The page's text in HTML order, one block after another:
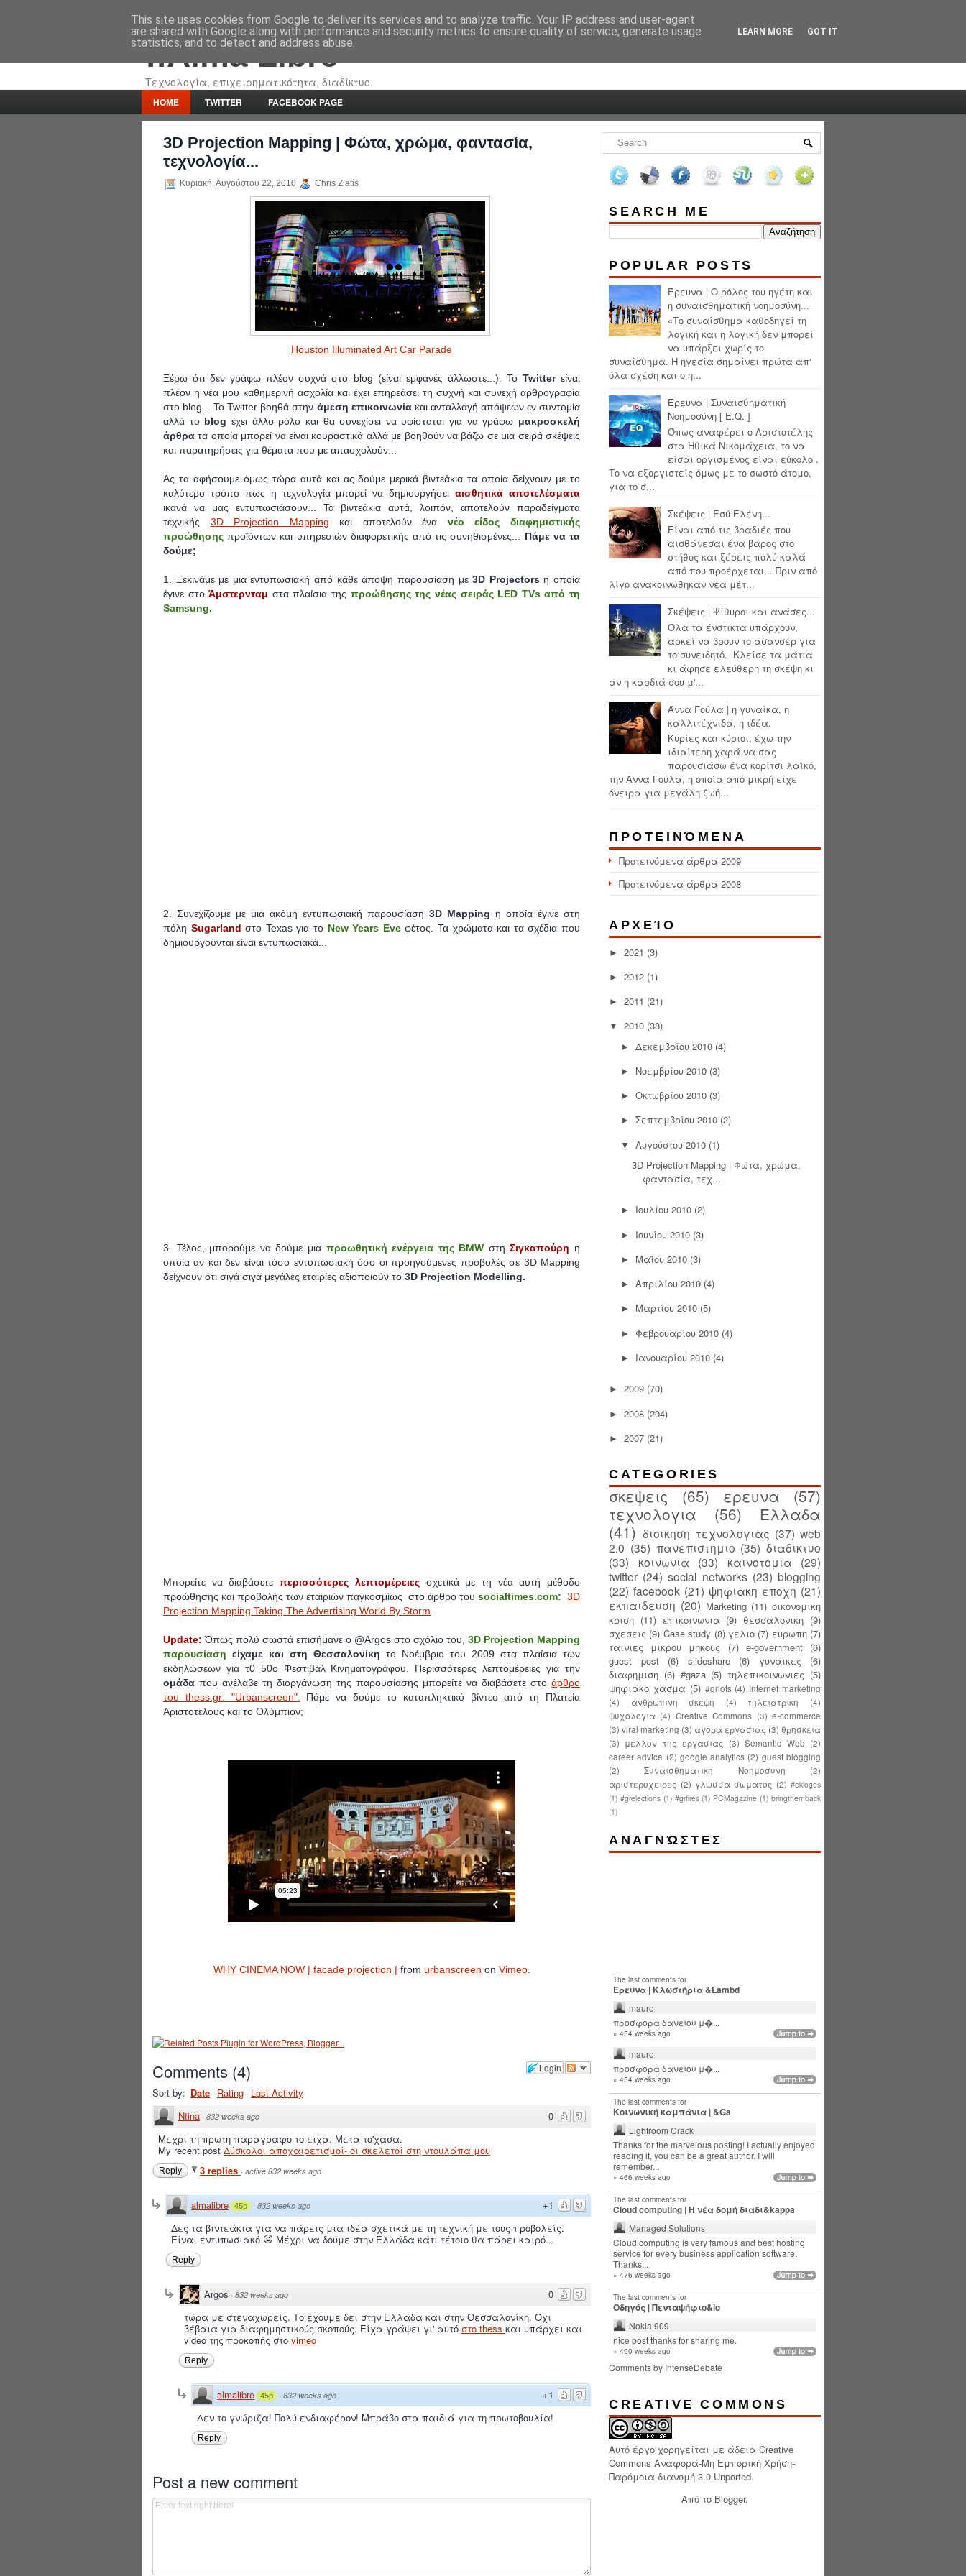
HOME
::Alma Libre
Τεχνολογία, επιχειρηματικότητα, διαδίκτυο.
HOME TWITTER FACEBOOK PAGE
3D Projection Mapping | Φώτα, χρώμα, φαντασία,
τεχνολογία...
Κυριακή, Αυγούστου 22, 2010 Chris Zlatis
Houston Illuminated Art Car Parade
Ξέρω ότι δεν γράφω πλέον συχνά στο blog (είναι εμφανές άλλωστε...). Το Twitterείναι
πλέον η νέα μου καθημερινή ασχολία και έχει επηρεάσει τη συχνή και συνεχή αρθρογραφία
στο blog... Το Twitter βοηθά στην άμεση επικοινωνία και ανταλλαγή απόψεων εν συντομία
αλλά το blog έχει άλλο ρόλο και θα συνεχίσει να υφίσταται για να γράφω μακροσκελή
άρθρα τα οποία μπορεί να είναι κουραστικά αλλά με βοηθούν να βάζω σε μια σειρά σκέψεις
και παρατηρήσεις για θέματα που με απασχολούν...
Ας τα αφήσουμε όμως τώρα αυτά και ας δούμε μερικά βιντεάκια τα οποία δείχνουν με το
καλύτερο τρόπο πως η τεχνολογία μπορεί να δημιουργήσειαισθητικά αποτελέσματα
ικανά να μας εντυπωσιάσουν... Τα βιντεάκια αυτά, λοιπόν, αποτελούν παραδείγματα
τεχνικής 3D Projection Mapping και αποτελούν ένα νέο είδος διαφημιστικής
προώθησης προϊόντων και υπηρεσιών διαφορετικής από τις συνηθισμένες... Πάμε να τα
δούμε;
1. Ξεκινάμε με μια εντυπωσιακή από κάθε άποψη παρουσίαση με3D Projectorsη οποία
έγινε στοΆμστερνταμ στα πλαίσια της προώθησης της νέας σειράς LED TVs από τη
Samsung.
2. Συνεχίζουμε με μια ακόμη εντυπωσιακή παρουσίαση 3D Mapping η οποία έγινε στη
πόλη Sugarland στο Texas για το New Years Eveφέτος. Τα χρώματα και τα σχέδια που
δημιουργούνται είναι εντυπωσιακά...
3. Τέλος, μπορούμε να δούμε μια προωθητική ενέργεια της BMW στηΣιγκαπούρηη
οποία αν και δεν είναι τόσο εντυπωσιακή όσο οι προηγούμενες προβολές σε 3D Mapping
δείχνουν ότι σιγά σιγά μεγάλες εταιρίες αξιοποιούν το 3D Projection Modelling.
Μπορείτε να διαβάσετεπερισσότερες λεπτομέρειεςσχετικά με τη νέα αυτή μέθοδο
προώθησης και προβολής των εταιριών παγκοσμίως στο άρθρο του socialtimes.com: 3D
Projection Mapping Taking The Advertising World By Storm
Update:Όπως πολύ σωστά επισήμανε ο @Argos στο σχόλιο του, 3D Projection Mapping
παρουσίαση είχαμε και στη Θεσσαλονίκη το Νοέμβριο του 2009 στα πλαίσια των
εκδηλώσεων για τ0 50ο Φεστιβάλ Κινηματογράφου. Περισσότερες λεπτομέρειες για την
ομάδαπου ανέλαβε τη διοργάνωση της παρουσίασης μπορείτε να διαβάσετε στοάρθρο
του thess.gr: "Urbanscreen".
Πάμε να δούμε το καταπληκτικό βίντεο από τη Πλατεία
Αριστοτέλους και το Ολύμπιον;
WHY CINEMA NOW | facade projection | from urbanscreen on Vimeo.
Login
Comments (4)
Sort by: Date Rating Last Activity
0
Ntina · 832 weeks ago
Μεχρι τη πρωτη παραγραφο το ειχα. Μετα το'χασα.
My recent post Δύσκολοι αποχαιρετισμοί- οι σκελετοί στη ντουλάπα μου
Reply 3 replies · active 832 weeks ago
+1
almalibre 45p · 832 weeks ago
Δες τα βιντεάκια για να πάρεις μια ιδέα σχετικά με τη τεχνική με τους προβολείς.
Είναι εντυπωσιακό
Μέχρι να δούμε στην Ελλάδα κάτι τέτοιο θα πάρει καιρό...
Reply
0
Argos · 832 weeks ago
τώρα με στεναχωρείς. Το έχουμε δει στην Ελλάδα και στην Θεσσαλονίκη. Όχι
βέβαια για διαφημηστικούς σκοπούς. Είχα γράψει γι' αυτό στο thess και υπάρχει και
video της προκοπής στο vimeo
Reply
+1
almalibre 45p · 832 weeks ago
Δεν το γνώριζα! Πολύ ενδιαφέρον! Μπράβο στα παιδιά για τη πρωτοβουλία!
Reply
Post a new comment
SEARCH ME
POPULAR POSTS
Έρευνα | Ο ρόλος του ηγέτη και
η συναισθηματική νοημοσύνη...
«Το συναίσθημα καθοδηγεί τη
λογική και η λογική δεν μπορεί
να υπάρξει χωρίς το
συναίσθημα. Η ηγεσία σημαίνει πρώτα απ'
όλα σχέση και ο η...
Έρευνα | Συναισθηματική
Νοημοσύνη [ E.Q. ]
Όπως αναφέρει ο Αριστοτέλης
στα Ηθικά Νικομάχεια, το να
είσαι οργισμένος είναι εύκολο .
Το να εξοργιστείς όμως με το σωστό άτομο,
για το σ...
Σκέψεις | Εσύ Ελένη...
Είναι από τις βραδιές που
αισθάνεσαι ένα βάρος στο
στήθος και ξέρεις πολύ καλά
από που προέρχεται... Πριν από
λίγο ανακοινώθηκαν νέα μέτ...
Σκέψεις | Ψίθυροι και ανάσες...
Όλα τα ένστικτα υπάρχουν,
αρκεί να βρουν το ασανσέρ για
το συνειδητό. Κλείσε τα μάτια
κι άφησε ελεύθερη τη σκέψη κι
αν η καρδιά σου μ'...
Άννα Γούλα | η γυναίκα, η
καλλιτέχνιδα, η ιδέα.
Κυρίες και κύριοι, έχω την
ιδιαίτερη χαρά να σας
παρουσιάσω ένα κορίτσι λαϊκό,
την Άννα Γούλα, η οποία από μικρή είχε
όνειρα για μεγάλη ζωή...
ΠΡΟΤΕΙΝΌΜΕΝΑ
Προτεινόμενα άρθρα 2009
Προτεινόμενα άρθρα 2008
ΑΡΧΕΊΟ
► 2021 (3)
► 2012 (1)
► 2011 (21)
▼ 2010 (38)
► Δεκεμβρίου 2010 (4)
► Νοεμβρίου 2010 (3)
► Οκτωβρίου 2010 (3)
► Σεπτεμβρίου 2010 (2)
▼ Αυγούστου 2010 (1)
3D Projection Mapping | Φώτα, χρώμα,
φαντασία, τεχ...
► Ιουλίου 2010 (2)
► Ιουνίου 2010 (3)
► Μαΐου 2010 (3)
► Απριλίου 2010 (4)
► Μαρτίου 2010 (5)
► Φεβρουαρίου 2010 (4)
► Ιανουαρίου 2010 (4)
► 2009 (70)
► 2008 (204)
► 2007 (21)
CATEGORIES
σκεψεις (65) ερευνα
(57)
τεχνολογια
(56)
Ελλαδα
(41) διοικηση τεχνολογιας (37) web
2.0 (35) πανεπιστημιο (35) διαδικτυο
(33)
κοινωνια (33) καινοτομια
(29)
twitter (24) social networks (23) blogging
(22) facebook (21) ψηφιακη εποχη (21)
εκπαιδευση (20) Marketing (11) οικονομικη
κριση (11) επικοινωνια (9) θεσσαλονικη (9)
σχεσεις (9) Case study (8) γελιο (7) ευρωπη (7)
ταινιες μικρου μηκους
(7) e-government (6)
guest post
(6) slideshare (6) γυναικες
(6)
διαφημιση (6) #gaza (5) τηλεπικοινωνιες (5)
ψηφιακο χασμα (5) #griots (4) Internet marketing
(4)
ανθρωπινη σκεψη (4) τηλειατρικη
(4)
ψυχολογια (4) Creative Commons (3) e-commerce
(3) viral marketing (3) αγορα εργασιας (3) θρησκεια
(3) μελλον της εργασιας (3) Semantic Web (2)
career advice (2) google analytics (2) guest blogging
(2)
Συναισθηματικη Νοημοσυνη
(2)
αριστεροχειρες (2) γλωσσα σωματος (2) #ekloges
(1) #grelections (1) #grfires (1) PCMagazine (1) bringthemback
(1)
ΑΝΑΓΝΏΣΤΕΣ
The last comments for
Έρευνα | Κλωστήρια &Lambd
mauro
προσφορά δανείου μ�...
» 454 weeks ago
mauro
προσφορά δανείου μ�...
» 454 weeks ago
The last comments for
Κοινωνική καμπάνια | &Ga
Lightroom Crack
Thanks for the marvelous posting! I actually enjoyed
reading it, you can be a great author. I will
remember...
» 466 weeks ago
The last comments for
Cloud computing | Η νέα δομή διαδι&kappa
Managed Solutions
Cloud computing is very famous and best hosting
service for every business application software.
Thanks...
» 476 weeks ago
The last comments for
Οδηγός | Πενταψήφιο&io
Nokia 909
nice post thanks for sharing me.
» 490 weeks ago
Comments by IntenseDebate
CREATIVE COMMONS
Αυτό έργο χορηγείται με άδεια Creative
Commons Αναφορά-Μη Εμπορική Χρήση-
Παρόμοια διανομή 3.0 Unported.
Από το Blogger.
This site uses cookies from Google to deliver its services and to analyze traffic. Your IP address and user-agent
are shared with Google along with performance and security metrics to ensure quality of service, generate usage
statistics, and to detect and address abuse.
LEARN MORE GOT IT